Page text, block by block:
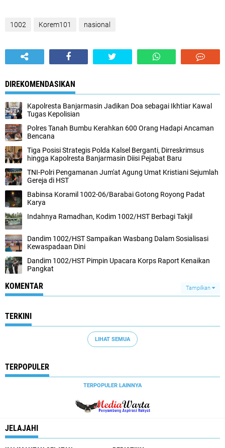
1002 Korem101 nasional
DIREKOMENDASIKAN
Kapolresta Banjarmasin Jadikan Doa sebagai Ikhtiar Kawal
Tugas Kepolisian
Polres Tanah Bumbu Kerahkan 600 Orang Hadapi Ancaman
Bencana
Tiga Posisi Strategis Polda Kalsel Berganti, Dirreskrimsus
hingga Kapolresta Banjarmasin Diisi Pejabat Baru
TNI-Polri Pengamanan Jum'at Agung Umat Kristiani Sejumlah
Gereja di HST
Babinsa Koramil 1002-06/Barabai Gotong Royong Padat
Karya
Indahnya Ramadhan, Kodim 1002/HST Berbagi Takjil
Dandim 1002/HST Sampaikan Wasbang Dalam Sosialisasi
Kewaspadaan Dini
Dandim 1002/HST Pimpin Upacara Korps Raport Kenaikan
Pangkat
KOMENTAR Tampilkan
TERKINI
LIHAT SEMUA
TERPOPULER
TERPOPULER LAINNYA
JELAJAHI